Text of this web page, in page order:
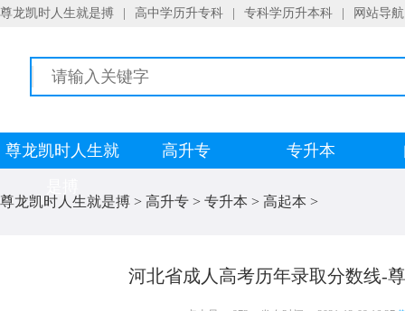
尊龙凯时人生就是搏 高中学历升专科 专科学历升本科 网站导航
尊龙凯时人生就
高升专 专升本
尊龙凯时人生就是搏 > 高升专 > 专升本 > 高起本 >
河北省成人高考历年录取分数线-